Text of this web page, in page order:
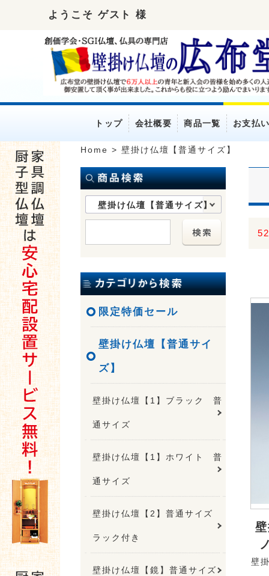
ようこそ ゲスト 様
トップ 会社概要 商品一覧 お支払
Home > 壁掛け仏壇【普通サイズ】
壁
壁掛け仏壇【普通サイズ】
限定特価セール
壁掛け仏壇【普通サイ
ズ】
壁掛け仏壇【1】ブラック 普
通サイズ
壁掛け仏壇【1】ホワイト 普
通サイズ
壁掛け仏壇【2】普通サイズ
ラック付き
壁掛け仏壇【鏡】普通サイズ